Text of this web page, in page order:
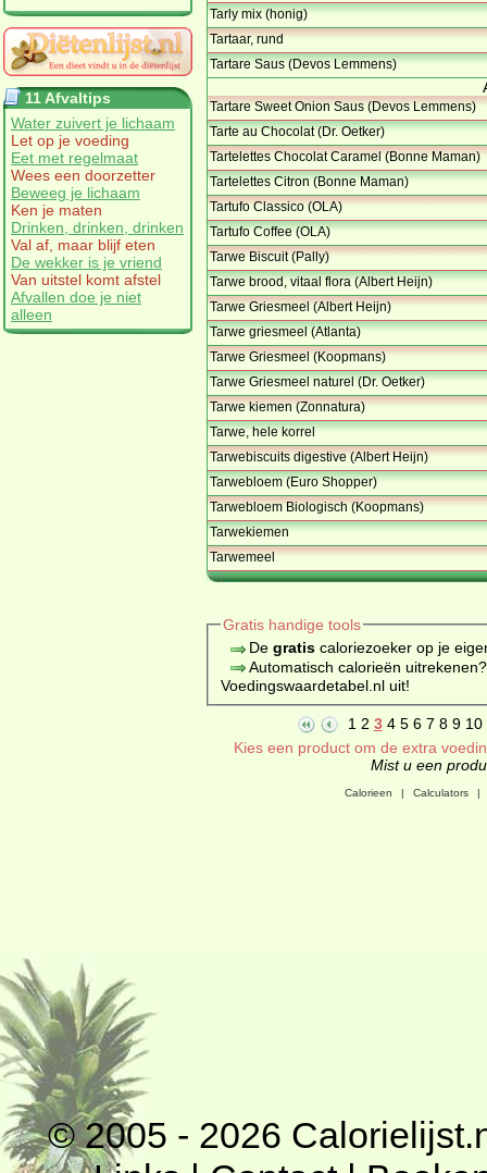
11 Afvaltips
Water zuivert je lichaam
Let op je voeding
Eet met regelmaat
Wees een doorzetter
Beweeg je lichaam
Ken je maten
Drinken, drinken, drinken
Val af, maar blijf eten
De wekker is je vriend
Van uitstel komt afstel
Afvallen doe je niet
alleen
Tarly mix (honig)
Tartaar, rund
Tartare Saus (Devos Lemmens)
Tartare Sweet Onion Saus (Devos Lemmens)
Tarte au Chocolat (Dr. Oetker)
Tartelettes Chocolat Caramel (Bonne Maman)
Tartelettes Citron (Bonne Maman)
Tartufo Classico (OLA)
Tartufo Coffee (OLA)
Tarwe Biscuit (Pally)
Tarwe brood, vitaal flora (Albert Heijn)
Tarwe Griesmeel (Albert Heijn)
Tarwe griesmeel (Atlanta)
Tarwe Griesmeel (Koopmans)
Tarwe Griesmeel naturel (Dr. Oetker)
Tarwe kiemen (Zonnatura)
Tarwe, hele korrel
Tarwebiscuits digestive (Albert Heijn)
Tarwebloem (Euro Shopper)
Tarwebloem Biologisch (Koopmans)
Tarwekiemen
Tarwemeel
Gratis handige tools
De gratiscaloriezoeker op je
Automatisch calorieën
Voedingswaardetabel.nl uit!
1 2 3 4 5 6 7 8 9 10
Kies een product om de extra
Mist u een
Calorieen | Calculators |
© 2005 - 2026